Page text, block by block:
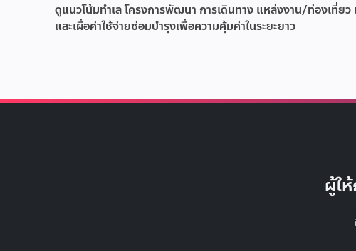
ดูแนวโน้มทำเล โครงการพัฒนา การเดินทาง แหล่งงาน/ท่องเที่
และเผื่อค่าใช้จ่ายซ่อมบำรุงเพื่อความคุ้มค่าในระยะยาว
ผู้ใ